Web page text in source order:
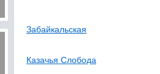
Забайкальская
Казачья Слобода